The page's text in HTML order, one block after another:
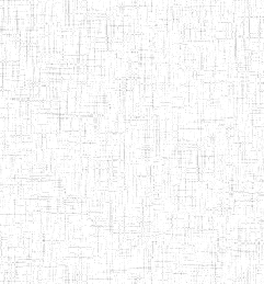
04/08/2010 ENIEG
14/02/2007 ENIEG
27/08/2015 ENIEG